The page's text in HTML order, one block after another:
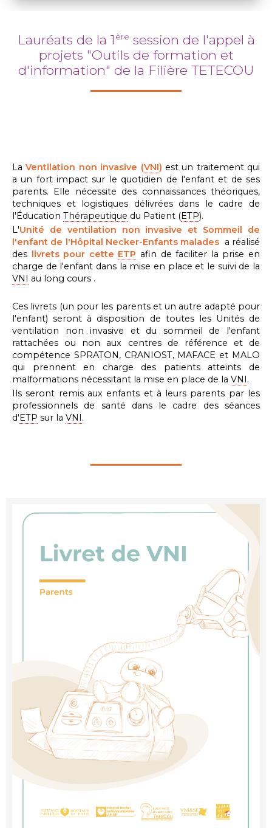
Lauréats de la 1 ère session de l'appel à
projets "Outils de formation et
d'information" de la Filière TETECOU
LaVentilation non invasive (VNI) est un traitement qui
a un fort impact sur le quotidien de l'enfant et de ses
parents. Elle nécessite des connaissances théoriques,
techniques et logistiques délivrées dans le cadre de
l'Éducation Thérapeutique du Patient (ETP).
L'Unité de ventilation non invasive et Sommeil de
l'enfant de l'Hôpital Necker-Enfants malades a réalisé
des
livrets pour cette ETP afin de faciliter la prise en
charge de l'enfant dans la mise en place et le suivi de la
VNI
au long cours .
Ces livrets (un pour les parents et un autre adapté pour
l'enfant) seront à disposition de toutes les Unités de
ventilation non invasive et du sommeil de l'enfant
rattachées ou non aux centres de référence et de
compétence SPRATON, CRANIOST, MAFACE et MALO
qui prennent en charge des patients atteints de
malformations nécessitant la mise en place de la VNI.
Ils seront remis aux enfants et à leurs parents par les
professionnels de santé dans le cadre des séances
d'ETP sur la VNI.